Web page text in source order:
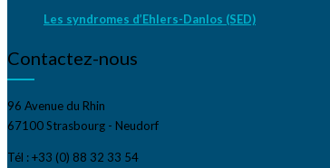
Les syndromes d’Ehlers-Danlos (SED)
Contactez-nous
96 Avenue du Rhin
67100 Strasbourg - Neudorf
Tél : +33 (0) 88 32 33 54